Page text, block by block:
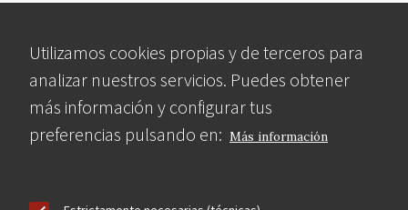
Utilizamos cookies propias y de terceros para
analizar nuestros servicios. Puedes obtener
más información y configurar tus
preferencias pulsando en: Más información